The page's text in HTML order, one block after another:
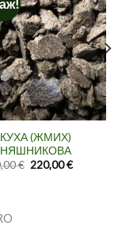
(ЖМИХ)
€ Оригінальна
ціна:
220,00€Поточна